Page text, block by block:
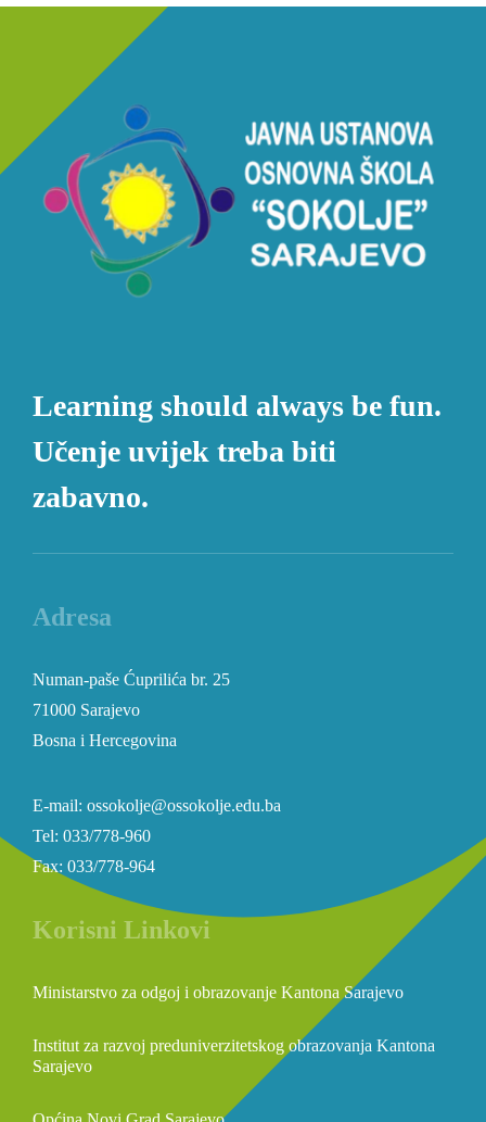
Learning should always be fun.
Učenje uvijek treba biti
zabavno.
Adresa
Numan-paše Ćuprilića br. 25
71000 Sarajevo
Bosna i Hercegovina
E-mail: ossokolje@ossokolje.edu.ba
Tel: 033/778-960
Fax: 033/778-964
Korisni Linkovi
Ministarstvo za odgoj i obrazovanje Kantona Sarajevo
Institut za razvoj preduniverzitetskog obrazovanja Kantona
Sarajevo